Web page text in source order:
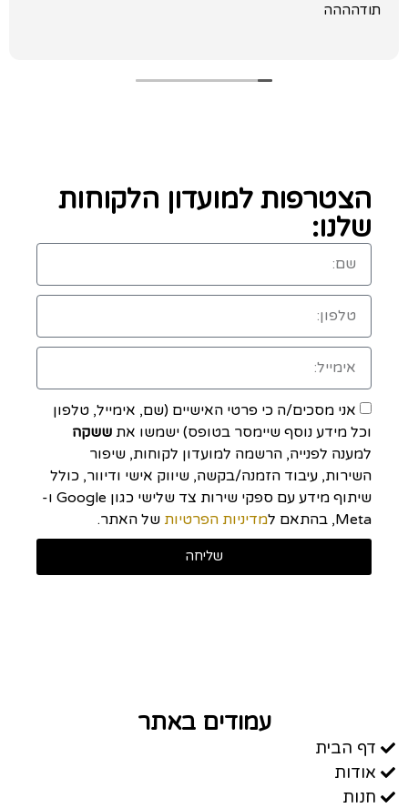
תודהההה
הצטרפות למועדון הלקוחות
שלנו:
אני מסכים/ה כי פרטי האישיים (שם, אימייל, טלפון
וכל מידע נוסף שיימסר בטופס) ישמשו את ששקה
למענה לפנייה, הרשמה למועדון לקוחות, שיפור
השירות, עיבוד הזמנה/בקשה, שיווק אישי ודיוור, כולל
שיתוף מידע עם ספקי שירות צד שלישי כגון Google ו-
Meta, בהתאם ל
מדיניות הפרטיות של האתר.
שליחה
עמודים באתר
דף הבית
אודות
חנות